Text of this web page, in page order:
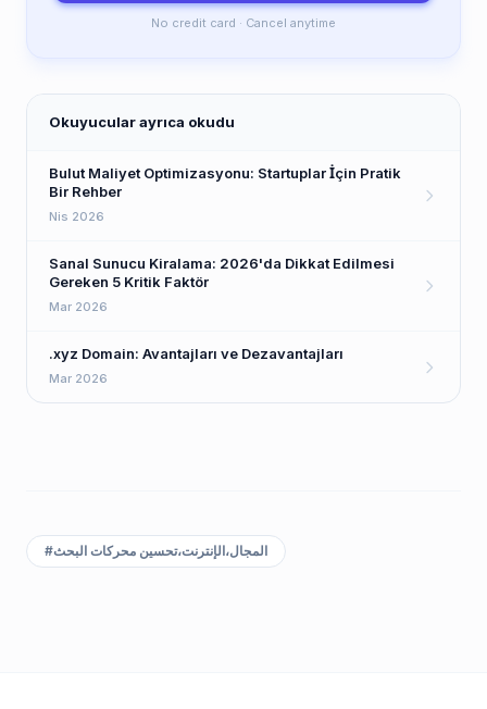
No credit card · Cancel anytime
Okuyucular ayrıca okudu
Bulut Maliyet Optimizasyonu: Startuplar İçin Pratik
Bir Rehber
Nis 2026
Sanal Sunucu Kiralama: 2026'da Dikkat Edilmesi
Gereken 5 Kritik Faktör
Mar 2026
.xyz Domain: Avantajları ve Dezavantajları
Mar 2026
#المجال،الإنترنت،تحسين محركات البحث